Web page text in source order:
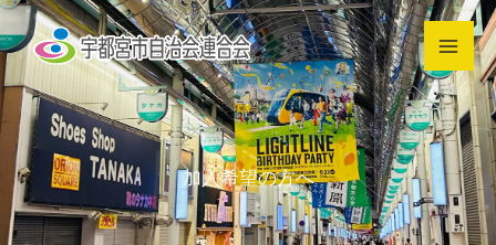
内
容
を
ス
キ
ッ
プ
加入希望の方へ